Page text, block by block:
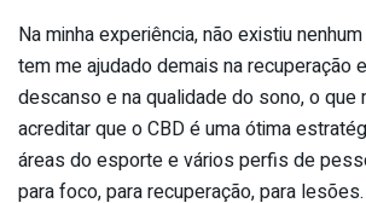
Na minha experiência, não existiu
tem me ajudado demais na recuperação
descanso e na qualidade do sono, o que
acreditar que o CBD é uma ótima
áreas do esporte e vários perfis de
para foco, para recuperação, para lesões.